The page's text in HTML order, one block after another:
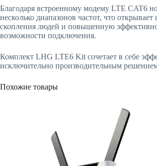
Благодаря встроенному модему LTE CAT6
несколько диапазонов частот, что
скопления людей и повышенную
возможности подключения.
Комплект LHG LTE6 Kit сочетает в себе
исключительно производительным
Похожие товары